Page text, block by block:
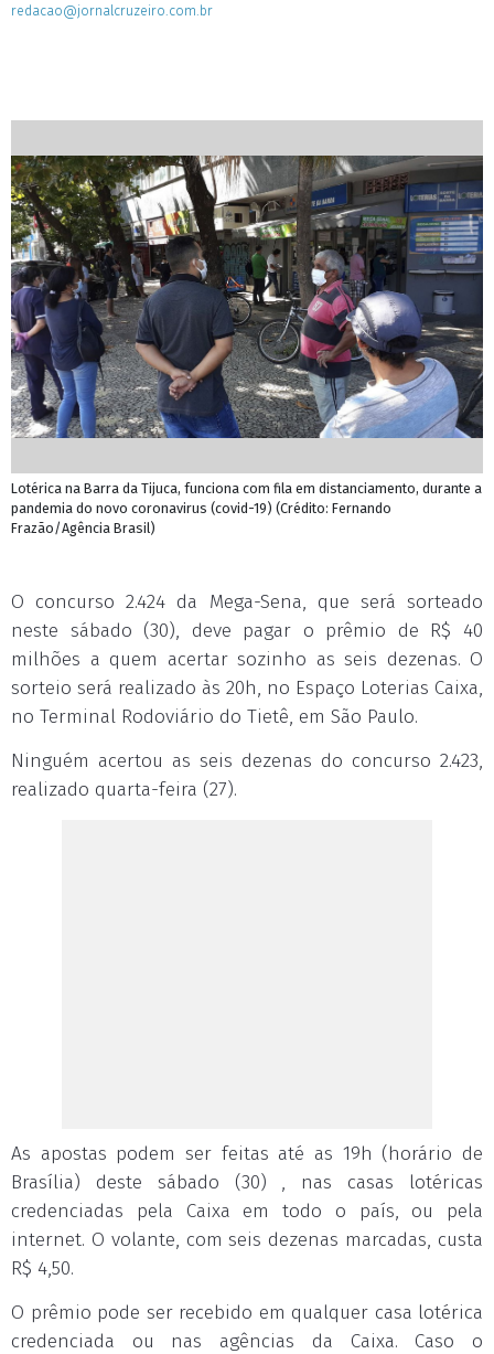
redacao@jornalcruzeiro.com.br
Lotérica na Barra da Tijuca, funciona com fila em distanciamento, durante a
pandemia do novo coronavirus (covid-19) (Crédito: Fernando
Frazão/Agência Brasil)
O concurso 2.424 da Mega-Sena, que será sorteado
neste sábado (30), deve pagar o prêmio de R$ 40
milhões a quem acertar sozinho as seis dezenas. O
sorteio será realizado às 20h, no Espaço Loterias Caixa,
no Terminal Rodoviário do Tietê, em São Paulo.
Ninguém acertou as seis dezenas do concurso 2.423,
realizado quarta-feira (27).
As apostas podem ser feitas até as 19h (horário de
Brasília) deste sábado (30) , nas casas lotéricas
credenciadas pela Caixa em todo o país, ou pela
internet. O volante, com seis dezenas marcadas, custa
R$ 4,50.
O prêmio pode ser recebido em qualquer casa lotérica
credenciada ou nas agências da Caixa. Caso o